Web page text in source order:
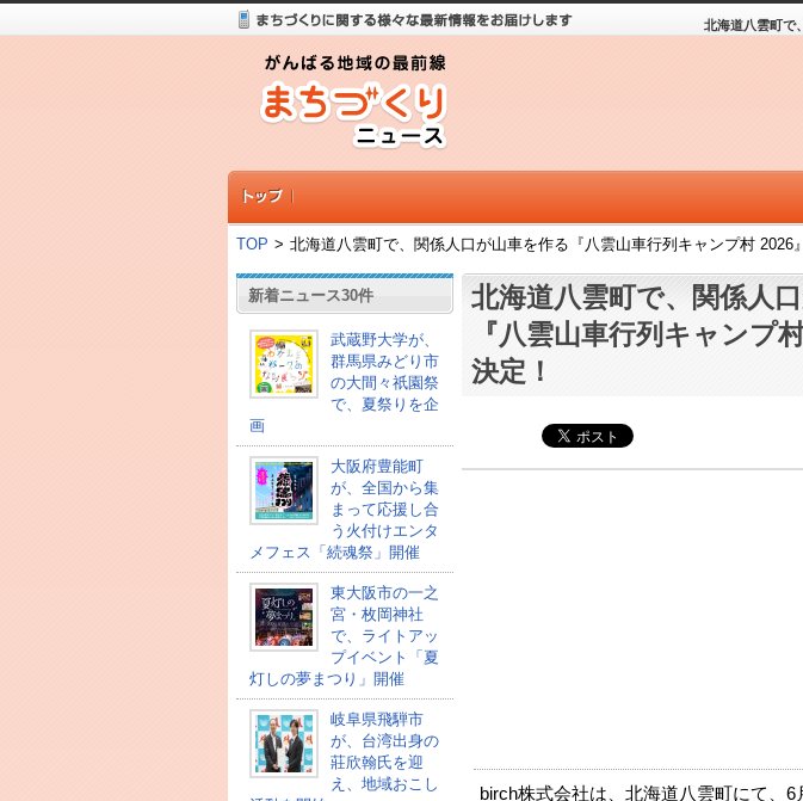
北海道八雲町で
TOP > 北海道八雲町で、関係人口が山車を作る『八雲山車行列キャンプ村 2026
新着ニュース30件
武蔵野大学が、
群馬県みどり市
の大間々祇園祭
で、夏祭りを企
画
大阪府豊能町
が、全国から集
まって応援し合
う火付けエンタ
メフェス「続魂祭」開催
東大阪市の一之
宮・枚岡神社
で、ライトアッ
プイベント「夏
灯しの夢まつり」開催
岐阜県飛騨市
が、台湾出身の
莊欣翰氏を迎
え、地域おこし
北海道八雲町で、関係人
『八雲山車行列キャンプ
決定！
birch株式会社は、北海道八雲町にて、6